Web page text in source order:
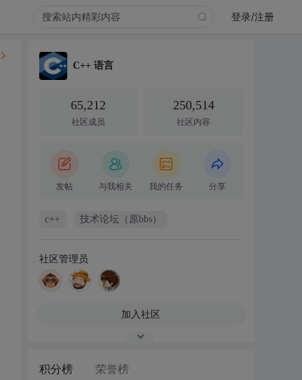
登录/注册
C++ 语言
65,212
社区成员
250,514
社区内容
发帖 与我相关 我的任务 分享
c++ 技术论坛（原bbs）
社区管理员
加入社区
积分榜 荣誉榜